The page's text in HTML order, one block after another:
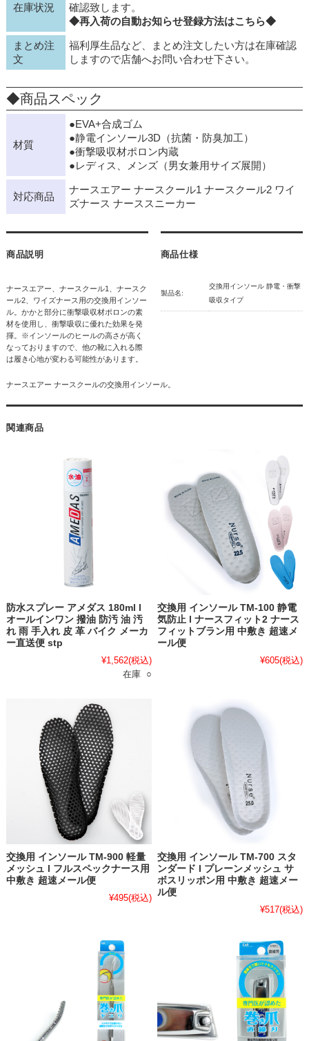
在庫状況
確認致します。
◆再入荷の自動お知らせ登録方法はこちら◆
まとめ注
文
福利厚生品など、まとめ注文したい方は在庫確認
しますので店舗へお問い合わせ下さい。
◆商品スペック
材質
●EVA+合成ゴム
●静電インソール3D（抗菌・防臭加工）
●衝撃吸収材ポロン内蔵
●レディス、メンズ（男女兼用サイズ展開）
対応商品
ナースエアー ナースクール1 ナースクール2 ワイ
ズナース ナーススニーカー
商品説明
ナースエアー、ナースクール1、ナースク
ール2、ワイズナース用の交換用インソー
ル。かかと部分に衝撃吸収材ポロンの素
材を使用し、衝撃吸収に優れた効果を発
揮。※インソールのヒールの高さが高く
なっておりますので、他の靴に入れる際
は履き心地が変わる可能性があります。
商品仕様
製品名:
交換用インソール 静電・衝撃
吸収タイプ
ナースエアー ナースクールの交換用インソール。
関連商品
防水スプレー アメダス 180ml l
オールインワン 撥油 防汚 油 汚
れ 雨 手入れ 皮 革 バイク メーカ
ー直送便 stp
¥1,562(税込)
在庫 ○
交換用 インソール TM-100 静電
気防止 l ナースフィット2 ナース
フィットブラン用 中敷き 超速メ
ール便
¥605(税込)
交換用 インソール TM-900 軽量
メッシュ l フルスペックナース用
中敷き 超速メール便
¥495(税込)
交換用 インソール TM-700 スタ
ンダード l プレーンメッシュ サ
ボスリッポン用 中敷き 超速メー
ル便
¥517(税込)